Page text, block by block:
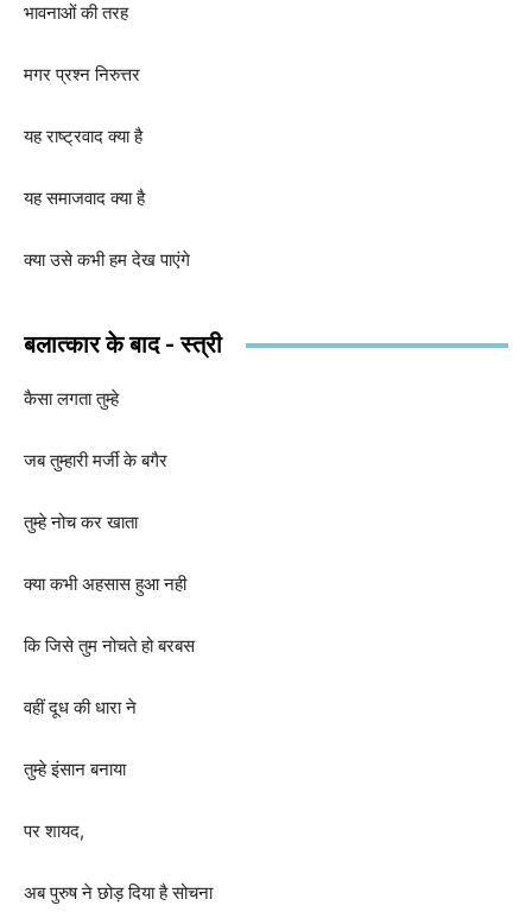
भावनाओं की तरह
मगर प्रश्न निरुत्तर
यह राष्ट्रवाद क्या है
यह समाजवाद क्या है
क्या उसे कभी हम देख पाएंगे
बलात्कार के बाद - स्त्री
कैसा लगता तुम्हे
जब तुम्हारी मर्जी के बगैर
तुम्हे नोच कर खाता
क्या कभी अहसास हुआ नही
कि जिसे तुम नोचते हो बरबस
वहीं दूध की धारा ने
तुम्हे इंसान बनाया
पर शायद,
अब पुरुष ने छोड़ दिया है सोचना